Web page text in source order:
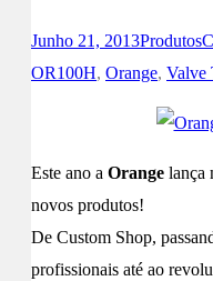
Promoções
Contactos
Junho 21, 2013Produtos
OR100H, Orange, Valve
Este ano a Orange lança
novos produtos!
De Custom Shop,
profissionais até ao